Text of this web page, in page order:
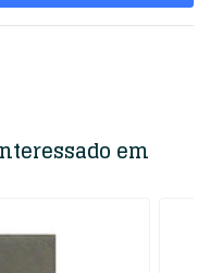
em